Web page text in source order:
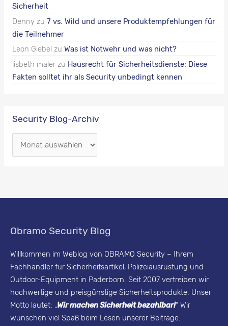
Sicherheit
Dennyzu 7 vs. Wild und unsere Produktempfehlungen für
die Teilnehmer
Leon Giebel zu Was ist Notwehr und was nicht?
lisbeth malerzu Hausrecht für Sicherheitsdienste: Diese
Fakten solltet ihr als Security unbedingt kennen
Security Blog-Archiv
e
t
y
B
l
g
Obramo Security Blog
Willkommen im Weblog von OBRAMO Security – Ihrem
Fachhändler für Sicherheitsartikel, Polizeiausrüstung und
Outdoor-Equipment in Paderborn. Seit 2007 vertreiben wir
hochwertige und preisgünstige Sicherheitsprodukte. Unser
Motto lautet: „Wir machen Sicherheit bezahlbar!“ Wir
wünschen viel Spaß beim Lesen unserer Beiträge.